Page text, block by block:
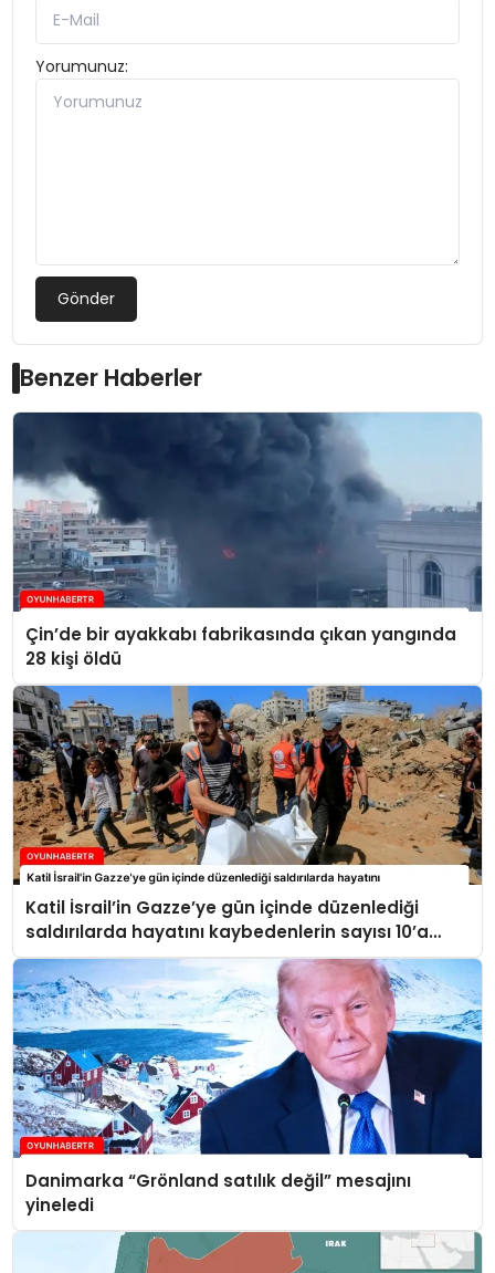
Yorumunuz:
Gönder
Benzer Haberler
Çin’de bir ayakkabı fabrikasında çıkan yangında
28 kişi öldü
Katil İsrail’in Gazze’ye gün içinde düzenlediği
saldırılarda hayatını kaybedenlerin sayısı 10’a
yükseldi
Danimarka “Grönland satılık değil” mesajını
yineledi